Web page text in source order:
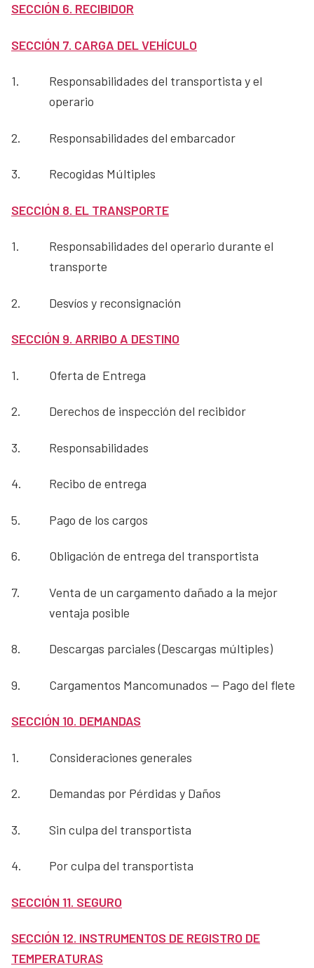
SECCIÓN 6. RECIBIDOR
SECCIÓN 7. CARGA DEL VEHÍCULO
1.
Responsabilidades del transportista y el
operario
2. Responsabilidades del embarcador
3. Recogidas Múltiples
SECCIÓN 8. EL TRANSPORTE
1.
Responsabilidades del operario durante el
transporte
2. Desvíos y reconsignación
SECCIÓN 9. ARRIBO A DESTINO
1. Oferta de Entrega
2. Derechos de inspección del recibidor
3. Responsabilidades
4. Recibo de entrega
5. Pago de los cargos
6. Obligación de entrega del transportista
7.
Venta de un cargamento dañado a la mejor
ventaja posible
8. Descargas parciales (Descargas múltiples)
9. Cargamentos Mancomunados — Pago del flete
SECCIÓN 10. DEMANDAS
1. Consideraciones generales
2. Demandas por Pérdidas y Daños
3. Sin culpa del transportista
4. Por culpa del transportista
SECCIÓN 11. SEGURO
SECCIÓN 12. INSTRUMENTOS DE REGISTRO DE
TEMPERATURAS